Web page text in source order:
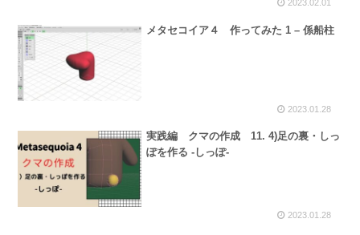
2023.02.01
メタセコイア４ 作ってみた 1 – 係船柱
2023.01.28
実践編 クマの作成 11. 4)足の裏・しっ
ぽを作る -しっぽ-
2023.01.28